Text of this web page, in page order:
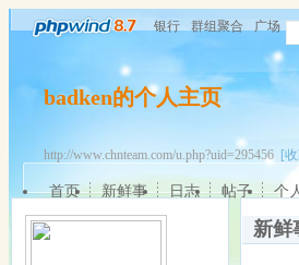
银行 群组聚合 广场
badken的个人主页
http://www.chnteam.com/u.php?uid=295456 [
首页 新鲜事 日志 帖子 个
新鲜